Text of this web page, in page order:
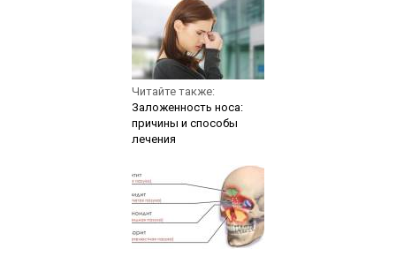
Читайте также:
Заложенность носа:
причины и способы
лечения